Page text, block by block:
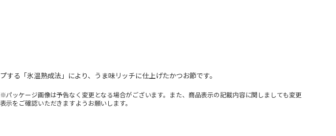
る「氷温熟成法」により、うま味リッチに仕上げたかつお節です。
ッケージ画像は予告なく変更となる場合がございます。また、商品表示の記載内容に関しましても変更
示をご確認いただきますようお願いします。